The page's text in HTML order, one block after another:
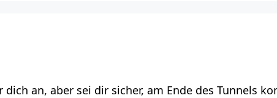
an, aber sei dir sicher, am Ende des Tunnels